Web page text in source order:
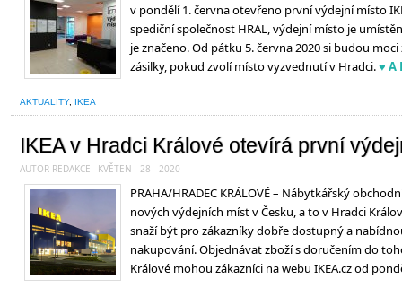
v pondělí 1. června otevřeno první výdejní místo
spediční společnost HRAL, výdejní místo je
je značeno. Od pátku 5. června 2020 si budou
zásilky, pokud zvolí místo vyzvednutí v Hradci.♥ A
AKTUALITY, IKEA
IKEA v Hradci Králové otevírá první
AUTOR REDAKCE KVĚTEN - 28 - 2020
PRAHA/HRADEC KRÁLOVÉ – Nábytkářský
nových výdejních míst v Česku, a to v Hradci
snaží být pro zákazníky dobře dostupný a
nakupování. Objednávat zboží s doručením do
Králové mohou zákazníci na webu IKEA.cz od